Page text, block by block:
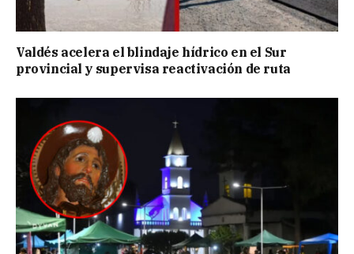
Valdés acelera el blindaje hídrico en el Sur
provincial y supervisa reactivación de ruta